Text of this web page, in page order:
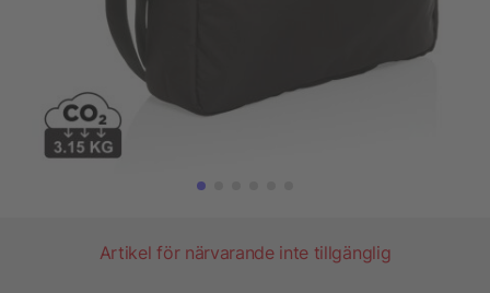
Artikel för närvarande inte tillgänglig